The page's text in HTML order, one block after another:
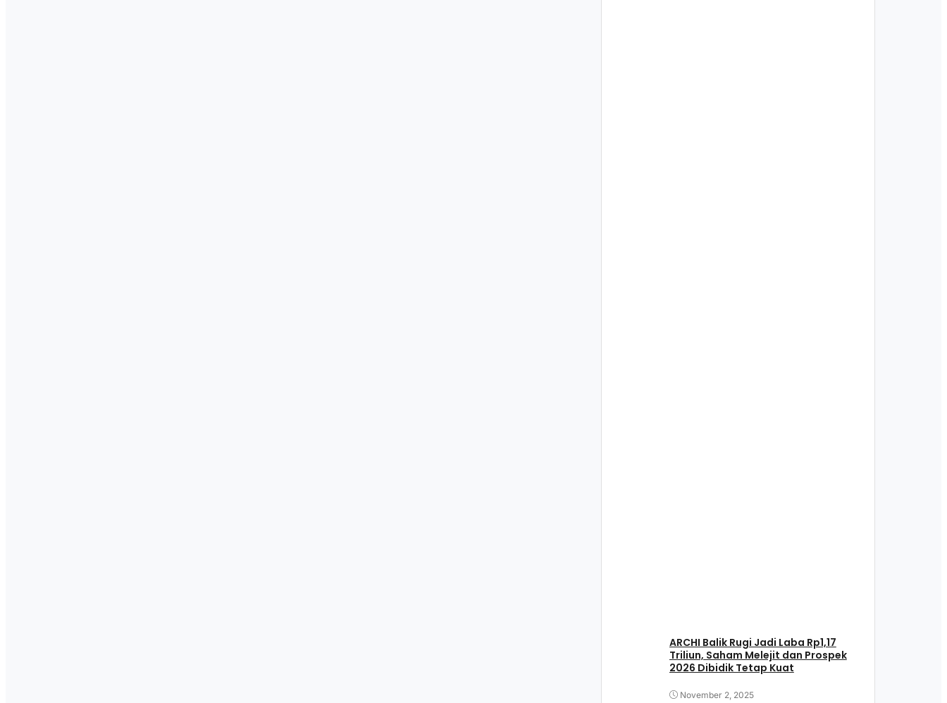
ARCHI Balik Rugi Jadi Laba Rp1,17
Triliun, Saham Melejit dan Prospek
2026 Dibidik Tetap Kuat
November 2, 2025